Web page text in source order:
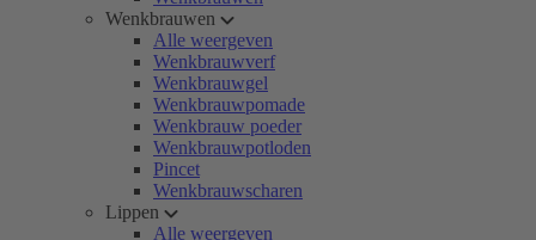
Wenkbrauwen
Alle weergeven
Wenkbrauwverf
Wenkbrauwgel
Wenkbrauwpomade
Wenkbrauw poeder
Wenkbrauwpotloden
Pincet
Wenkbrauwscharen
Lippen
Alle weergeven